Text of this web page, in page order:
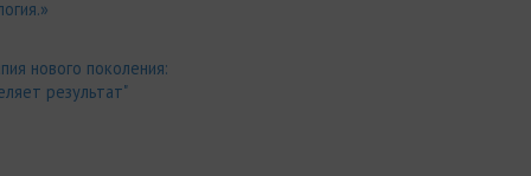
нового поколения:
результат"